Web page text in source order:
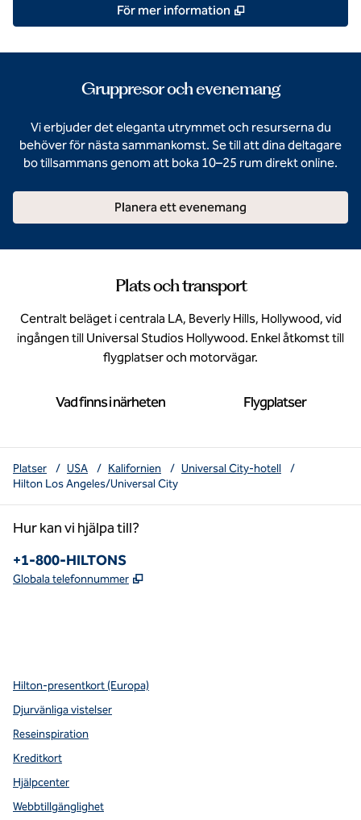
För mer information ,
Gruppresor och evenemang
Vi erbjuder det eleganta utrymmet och resurserna du
behöver för nästa sammankomst. Se till att dina deltagare
bo tillsammans genom att boka 10–25 rum direkt online.
Planera ett evenemang
Plats och transport
Centralt beläget i centrala LA, Beverly Hills, Hollywood, vid
ingången till Universal Studios Hollywood. Enkel åtkomst till
flygplatser och motorvägar.
Vad finns i närheten Flygplatser
Platser / USA / Kalifornien / Universal City-hotell
/
Hilton Los Angeles/Universal City
Hur kan vi hjälpa till?
Telefon:
+1-800-HILTONS
Globala telefonnummer ,
Hilton-presentkort (Europa)
Djurvänliga vistelser
Reseinspiration
Kreditkort
Hjälpcenter
Webbtillgänglighet